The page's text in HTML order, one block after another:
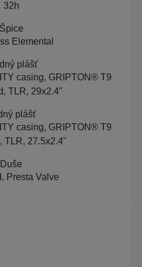
32h
Špice
Elemental
plášť
casing, GRIPTON® T9
TLR, 29x2.4"
plášť
casing, GRIPTON® T9
TLR, 27.5x2.4"
Duše
Presta Valve